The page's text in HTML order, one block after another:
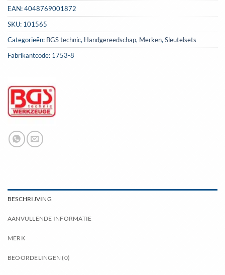
EAN:4048769001872
SKU: 101565
Categorieën: BGS technic, Handgereedschap, Merken,Sleutelsets
Fabrikantcode: 1753-8
BESCHRIJVING
AANVULLENDE INFORMATIE
MERK
BEOORDELINGEN (0)